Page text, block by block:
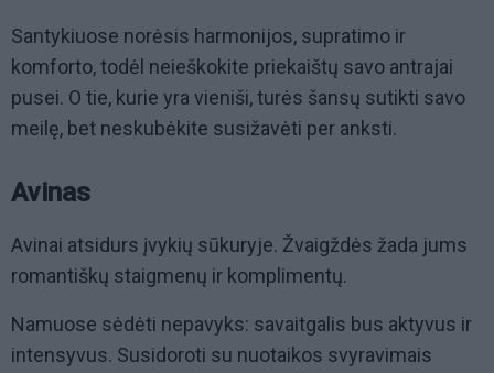
Santykiuose norėsis harmonijos, supratimo ir
komforto, todėl neieškokite priekaištų savo antrajai
pusei. O tie, kurie yra vieniši, turės šansų sutikti savo
meilę, bet neskubėkite susižavėti per anksti.
Avinas
Avinai atsidurs įvykių sūkuryje. Žvaigždės žada jums
romantiškų staigmenų ir komplimentų.
Namuose sėdėti nepavyks: savaitgalis bus aktyvus ir
intensyvus. Susidoroti su nuotaikos svyravimais